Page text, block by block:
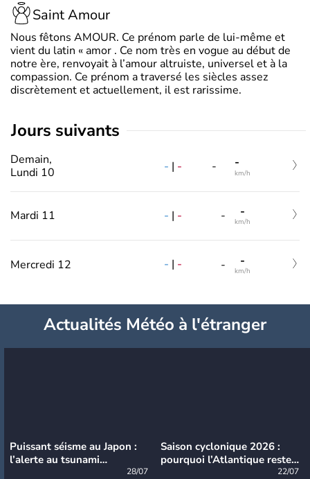
Saint Amour
Nous fêtons AMOUR. Ce prénom parle de lui-même et
vient du latin « amor . Ce nom très en vogue au début de
notre ère, renvoyait à l’amour altruiste, universel et à la
compassion. Ce prénom a traversé les siècles assez
discrètement et actuellement, il est rarissime.
jours suivants
Demain,
Lundi 10
- | - - -
km/h
Mardi 11 - | - - -
km/h
Mercredi 12 - | - - -
km/h
Actualités Météo à l'étranger
Puissant séisme au Japon :
l’alerte au tsunami
28/07
Saison cyclonique 2026 :
pourquoi l’Atlantique reste
22/07